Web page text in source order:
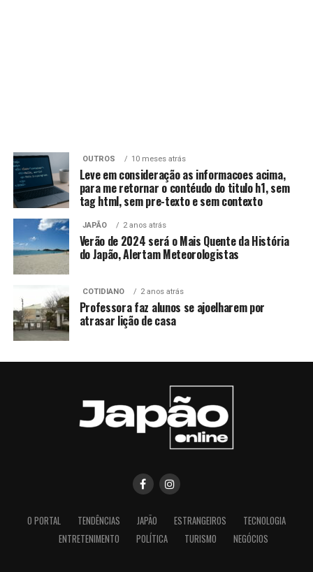
OUTROS 10 meses atrás
Leve em consideração as informacoes acima,
para me retornar o contéudo do titulo h1, sem
tag html, sem pre-texto e sem contexto
JAPÃO 2 anos atrás
Verão de 2024 será o Mais Quente da História
do Japão, Alertam Meteorologistas
COTIDIANO 2 anos atrás
Professora faz alunos se ajoelharem por
atrasar lição de casa
O PORTAL TENDÊNCIAS JAPÃO ESTRANGEIROS
TECNOLOGIA
ENTRETENIMENTO
POLÍTICA TURISMO NEGÓCIOS